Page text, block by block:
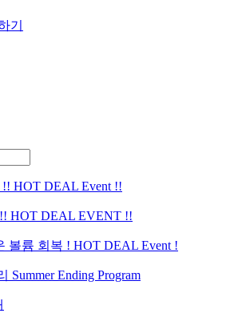
기
HOT DEAL Event !!
HOT DEAL EVENT !!
볼륨 회복 ! HOT DEAL Event !
Summer Ending Program